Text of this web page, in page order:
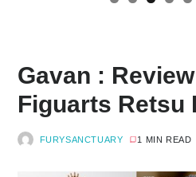
Gavan :
Figuarts Retsu
FURYSANCTUARY 1 MIN READ